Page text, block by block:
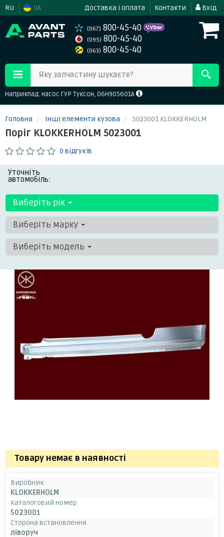
RU UA Доставка і оплата Контакти Вхід
(067) 800-45-40
(095) 800-45-40
(063) 800-45-40
Яку запчастину шукаєте?
Наприклад: насос ГУР Туксон, 06H905601A
Головна Інші елементи кузова 5023001 KLOKKERHOLM
Поріг KLOKKERHOLM 5023001
0 відгуків
Уточніть
автомобіль:
Виберіть рік
Виберіть марку
Виберіть модель
Товару немає в наявності.
Виробник
KLOKKERHOLM
Каталоговий номер
5023001
Сторона встановлення
ліворуч